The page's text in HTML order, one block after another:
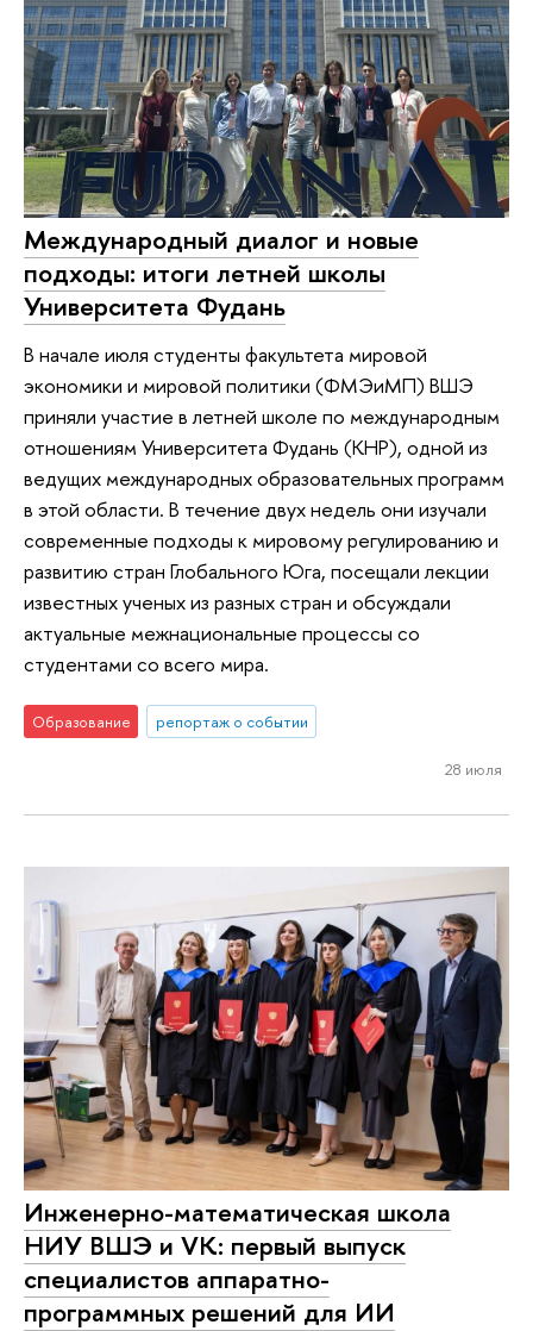
Международный диалог и новые
подходы: итоги летней школы
Университета Фудань
В начале июля студенты факультета мировой
экономики и мировой политики (ФМЭиМП) ВШЭ
приняли участие в летней школе по международным
отношениям Университета Фудань (КНР), одной из
ведущих международных образовательных программ
в этой области. В течение двух недель они изучали
современные подходы к мировому регулированию и
развитию стран Глобального Юга, посещали лекции
известных ученых из разных стран и обсуждали
актуальные межнациональные процессы со
студентами со всего мира.
Образование репортаж о событии
28 июля
Инженерно-математическая школа
НИУ ВШЭ и VK: первый выпуск
специалистов аппаратно-
программных решений для ИИ